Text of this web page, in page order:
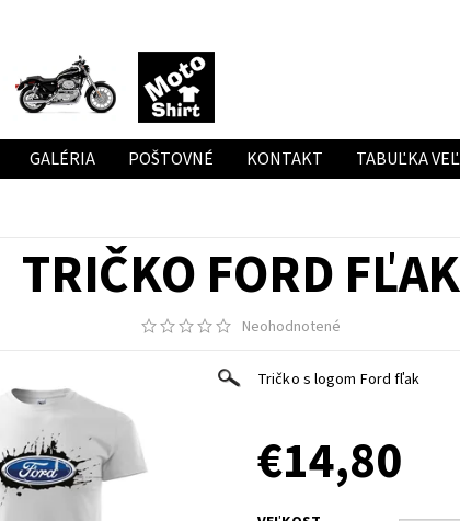
GALÉRIA POŠTOVNÉ KONTAKT TABUĽKA
TRIČKO FORD FĽAK
Neohodnotené
Tričko s logom Ford fľak
€14,80